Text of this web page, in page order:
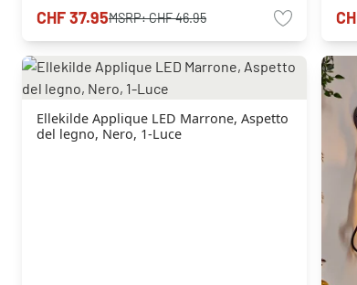
CHF 37.95MSRP:CHF 46.95
Ellekilde Applique LED Marrone, Aspetto
del legno, Nero, 1-Luce